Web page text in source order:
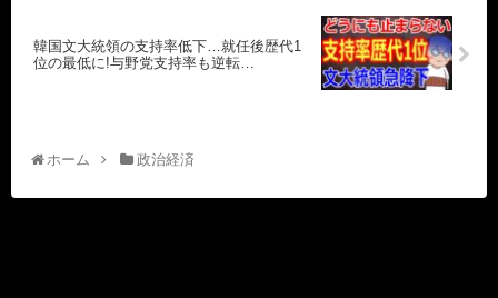
韓国文大統領の支持率低下…就任後歴代1
位の最低に!与野党支持率も逆転…
ホーム 政治経済